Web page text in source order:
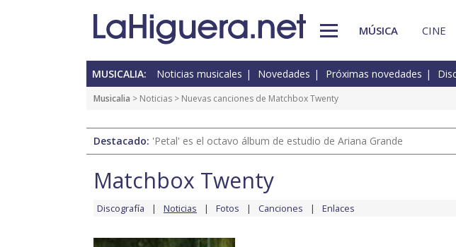
MÚSICA CINE
MUSICALIA: Noticias musicales Novedades Próximas novedades
Musicalia > Noticias > Nuevas canciones de Matchbox Twenty
Destacado: 'Petal' es el octavo álbum de estudio de Ariana Grande
Matchbox Twenty
Discografía Noticias Fotos Canciones Enlaces